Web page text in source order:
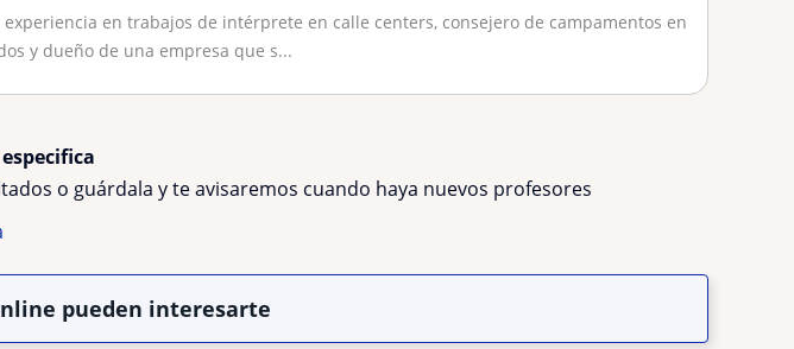
experiencia en trabajos de intérprete en calle centers, consejero de campamentos en
y dueño de una empresa que s...
o guárdala y te avisaremos cuando haya nuevos profesores
pueden interesarte